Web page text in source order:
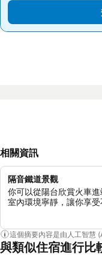
相關資訊
隔音鐵道景觀
你可以從陽台欣賞火車
室內環境寧靜，讓你享受
這個摘要內容是由人工智慧
與類似住宿進行比